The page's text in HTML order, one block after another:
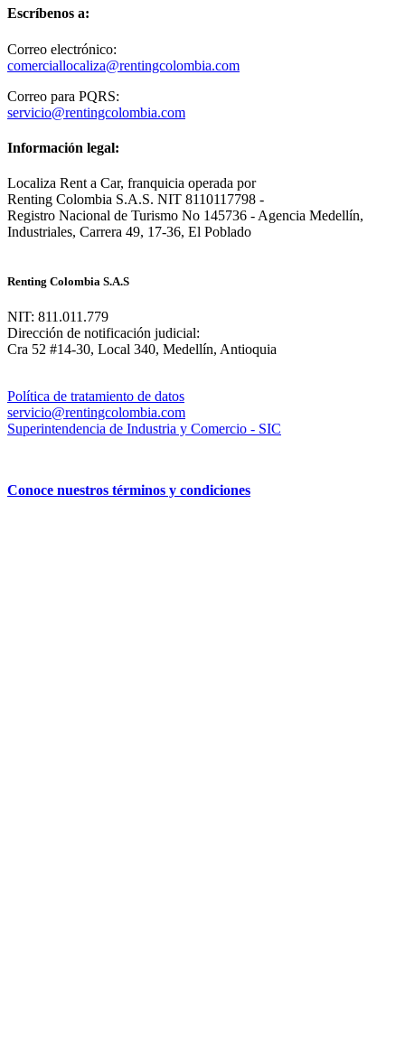
Escríbenos a:
Correo electrónico:
comerciallocaliza@rentingcolombia.com
Correo para PQRS:
servicio@rentingcolombia.com
Información legal:
Localiza Rent a Car, franquicia operada por
Renting Colombia S.A.S. NIT 8110117798 -
Registro Nacional de Turismo No 145736 - Agencia Medellín,
Industriales, Carrera 49, 17-36, El Poblado
Renting Colombia S.A.S
NIT: 811.011.779
Dirección de notificación judicial:
Cra 52 #14-30, Local 340, Medellín, Antioquia
Política de tratamiento de datos
servicio@rentingcolombia.com
Superintendencia de Industria y Comercio - SIC
Conoce nuestros términos y condiciones